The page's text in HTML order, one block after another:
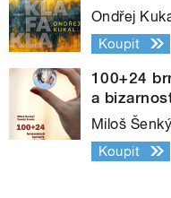
Ondřej
Koupit
100+24
a
Miloš
Koupit